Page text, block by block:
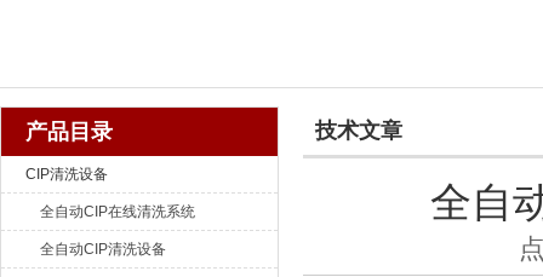
湖北恒丰医疗制药设备有限公司
产品目录
CIP清洗设备
全自动CIP在线清洗系统
全自动CIP清洗设备
技术文章
全自